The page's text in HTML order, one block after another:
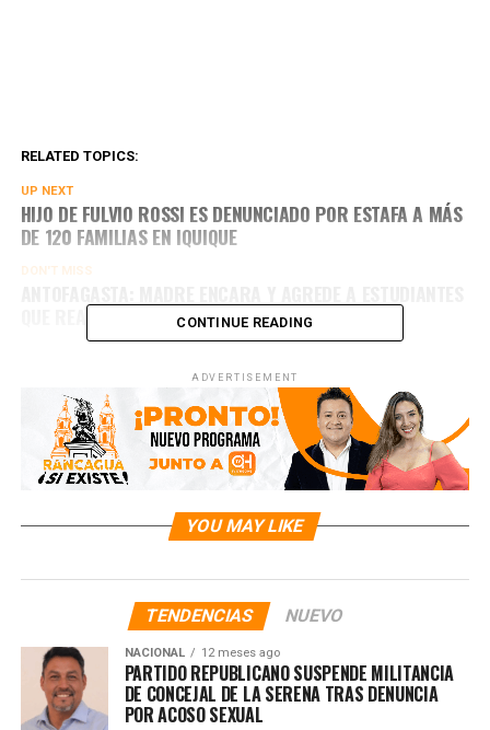
RELATED TOPICS:
UP NEXT
HIJO DE FULVIO ROSSI ES DENUNCIADO POR ESTAFA A MÁS
DE 120 FAMILIAS EN IQUIQUE
DON'T MISS
QUE REALIZAN BULLYING A SU HIJA
CONTINUE READING
ADVERTISEMENT
YOU MAY LIKE
TENDENCIAS NUEVO
NACIONAL 12 meses ago
PARTIDO REPUBLICANO SUSPENDE MILITANCIA
DE CONCEJAL DE LA SERENA TRAS DENUNCIA
POR ACOSO SEXUAL